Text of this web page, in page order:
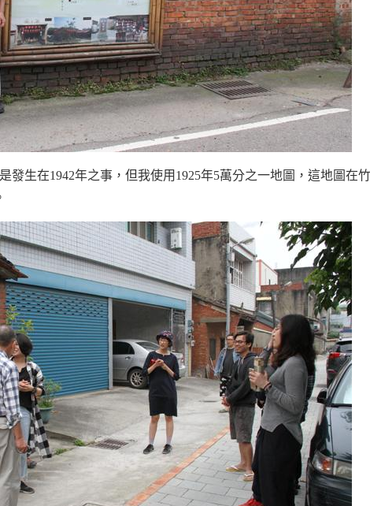
發生在1942年之事，但我使用1925年5萬分之一地圖，這地圖在